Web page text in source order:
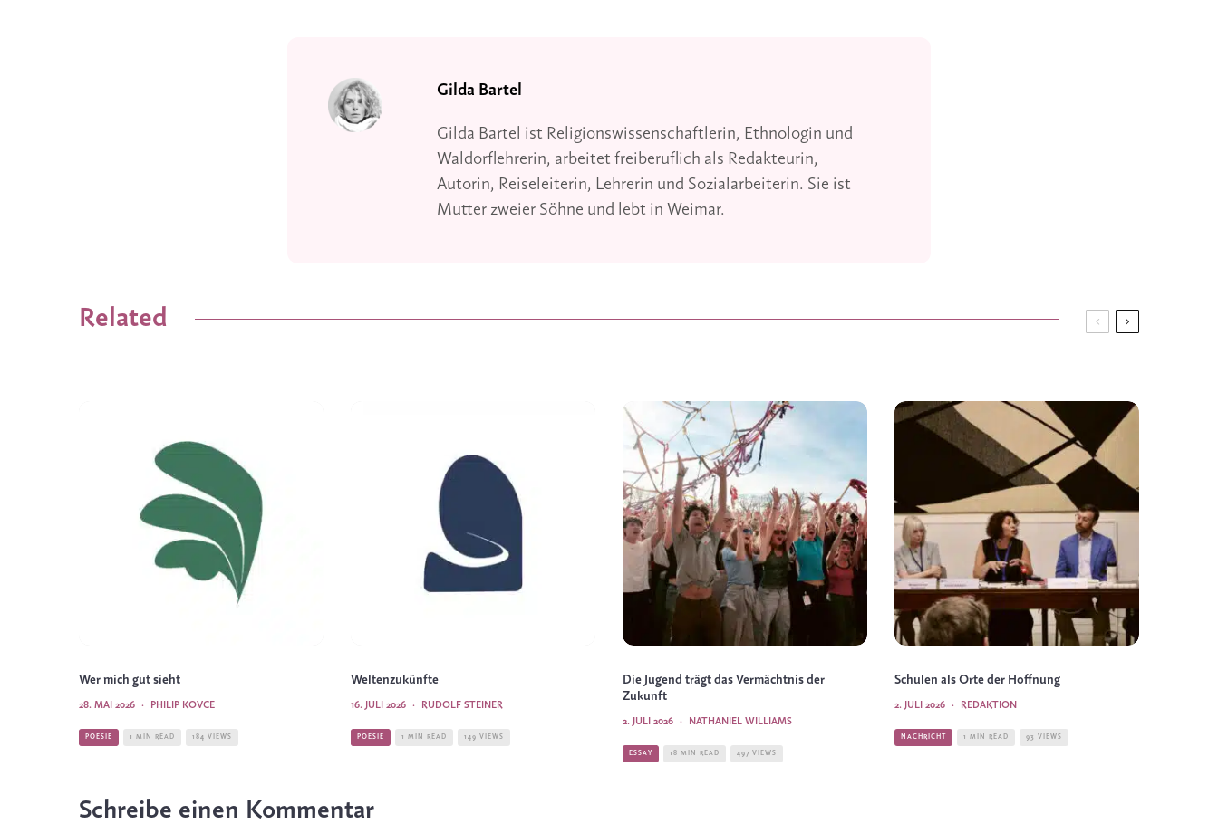
Gilda Bartel
Gilda Bartel ist Religionswissenschaftlerin, Ethnologin und
Waldorflehrerin, arbeitet freiberuflich als Redakteurin,
Autorin, Reiseleiterin, Lehrerin und Sozialarbeiterin. Sie ist
Mutter zweier Söhne und lebt in Weimar.
Related
Wer mich gut sieht
PHILIP KOVCE
·
28. MAI 2026
POESIE 1 MIN READ 184 VIEWS
Weltenzukünfte
RUDOLF STEINER
·
16. JULI 2026
POESIE 1 MIN READ 149 VIEWS
Die Jugend trägt das Vermächtnis der
Zukunft
NATHANIEL WILLIAMS
·
2. JULI 2026
ESSAY 18 MIN READ 497 VIEWS
Schulen als Orte der Hoffnung
REDAKTION
·
2. JULI 2026
NACHRICHT 1 MIN READ 93 VIEWS
Schreibe einen Kommentar